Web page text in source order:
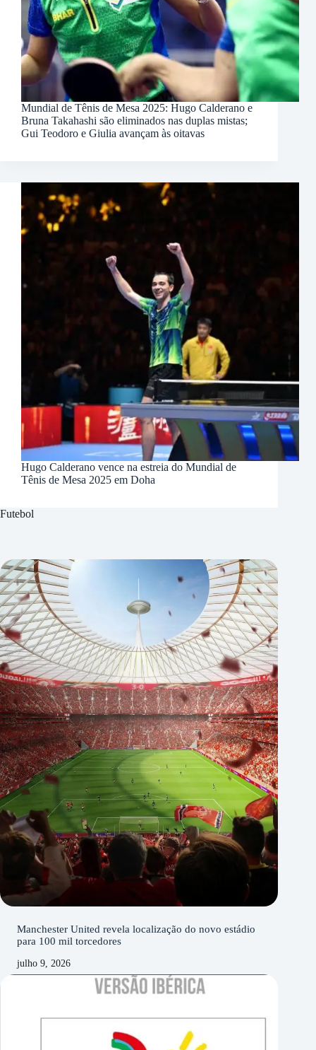
Mundial de Tênis de Mesa 2025: Hugo Calderano e
Bruna Takahashi são eliminados nas duplas mistas;
Gui Teodoro e Giulia avançam às oitavas
Hugo Calderano vence na estreia do Mundial de
Tênis de Mesa 2025 em Doha
Futebol
Manchester United revela localização do novo estádio
para 100 mil torcedores
julho 9, 2026